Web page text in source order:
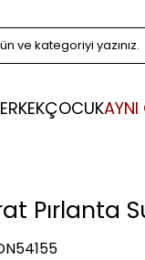
ERKEKÇOCUKAYNI
Pırlanta